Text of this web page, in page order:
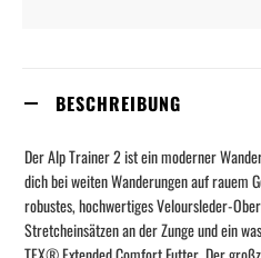
BESCHREIBUNG
Der Alp Trainer 2 ist ein moderner
dich bei weiten Wanderungen auf rauem
robustes, hochwertiges Veloursleder-
Stretcheinsätzen an der Zunge und ein